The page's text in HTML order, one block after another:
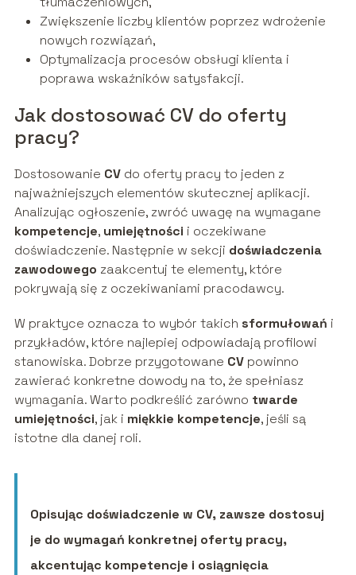
Zwiększenie liczby klientów poprzez wdrożenie
nowych rozwiązań,
Optymalizacja procesów obsługi klienta i
poprawa wskaźników satysfakcji.
Jak dostosować CV do oferty
pracy?
Dostosowanie CVdo oferty pracy to jeden z
najważniejszych elementów skutecznej aplikacji.
Analizując ogłoszenie, zwróć uwagę na wymagane
kompetencje, umiejętności i oczekiwane
doświadczenie. Następnie w sekcji doświadczenia
zawodowego zaakcentuj te elementy, które
pokrywają się z oczekiwaniami pracodawcy.
W praktyce oznacza to wybór takich sformułowań i
przykładów, które najlepiej odpowiadają profilowi
stanowiska. Dobrze przygotowane CVpowinno
zawierać konkretne dowody na to, że spełniasz
wymagania. Warto podkreślić zarówno twarde
umiejętności, jak i miękkie kompetencje, jeśli są
istotne dla danej roli.
Opisując doświadczenie w CV, zawsze dostosuj
je do wymagań konkretnej oferty pracy,
akcentując kompetencje i osiągnięcia